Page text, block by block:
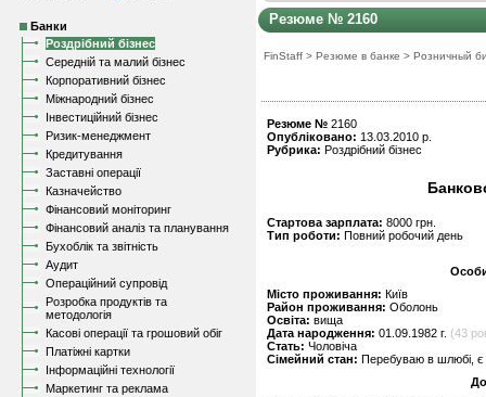
Банки
Роздрібний бізнес
Середній та малий бізнес
Корпоративний бізнес
Міжнародний бізнес
Інвестиційний бізнес
Ризик-менеджмент
Кредитування
Заставні операції
Казначейство
Фінансовий моніторинг
Фінансовий аналіз та планування
Бухоблік та звітність
Аудит
Операційний супровід
Розробка продуктів та
методологія
Касові операції та грошовий обіг
Платіжні картки
Інформаційні технології
Маркетинг та реклама
Резюме № 2160
FinStaff > Резюме в банке > Розничный
Резюме № 2160
Опубліковано: 13.03.2010 р.
Рубрика: Роздрібний бізнес
Стартова зарплата: 8000 грн.
Тип роботи: Повний робочий день
Місто проживання: Київ
Район проживання: Оболонь
Освіта: вища
Дата народження: 01.09.1982 г. (43
Стать: Чоловіча
Сімейний стан: Перебуваю в шлюбі, є